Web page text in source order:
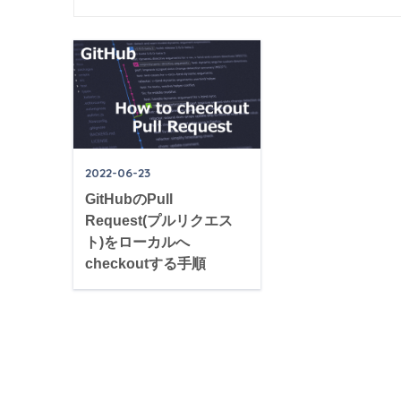
2022-06-23
GitHubのPull
Request(プルリクエス
ト)をローカルへ
checkoutする手順